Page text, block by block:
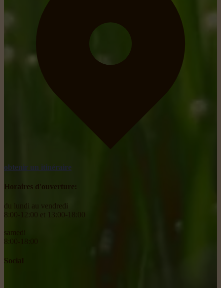
obtenir un itinéraire
Horaires d'ouverture:
du lundi au vendredi
8:00-12:00 et 13:00-18:00
samedi
8:00-18:00
Social